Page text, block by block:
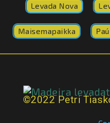
Levada Nova
Maisemapaikka
©2022 Petri